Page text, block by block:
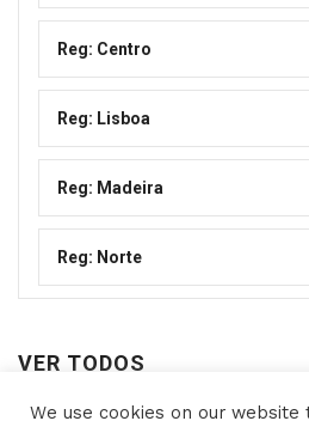
Reg: Centro
Reg: Lisboa
Reg: Madeira
Reg: Norte
VER TODOS
We use cookies on our